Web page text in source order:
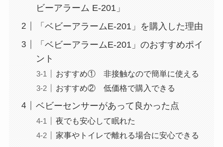
ビーアラーム E-201」
「ベビーアラームE-201」を購入した理由
「ベビーアラームE-201」のおすすめポイ
ント
おすすめ① 非接触なので簡単に使える
おすすめ② 低価格で購入できる
ベビーセンサーがあって良かった点
夜でも安心して眠れた
家事やトイレで離れる場合に安心できる